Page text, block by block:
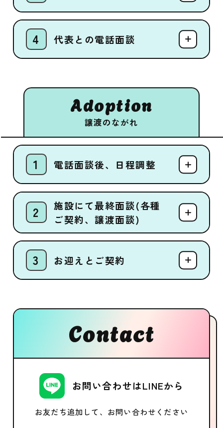
代表との電話面談
Adoption
譲渡のながれ
電話面談後、日程調整
施設にて最終面談(各種
ご契約、譲渡面談)
お迎えとご契約
Contact
お問い合わせはLINEから
お友だち追加して、お問い合わせください